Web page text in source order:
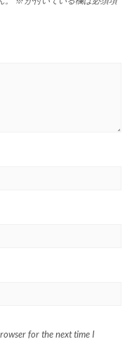
for the next time I